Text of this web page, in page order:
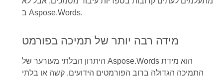
ב Aspose.Words.
היתרון הבלתי מעורער של Aspose.Words הוא מידת
התמיכה הגדולה ברוב הפורמטים הידועים. קשה או בלתי